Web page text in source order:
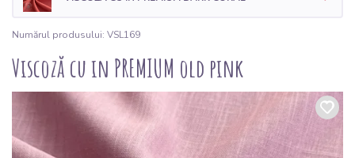
Numărul produsului: VSL169
Viscoză cu in PREMIUM old pink